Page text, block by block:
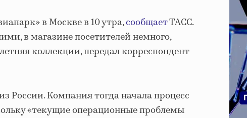
в Москве в 10 утра,сообщаетТАСС.
в магазине посетителей немного,
коллекции, передал корреспондент
России. Компания тогда начала процесс
«текущие операционные проблемы